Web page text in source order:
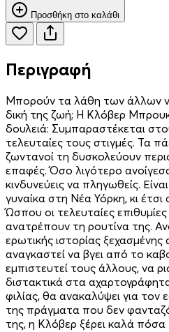
Προσθήκη στο καλάθι
Περιγραφή
Μπορούν τα λάθη των άλλων
δική της ζωή; H Κλόβερ
δουλειά: Συμπαραστέκεται
τελευταίες τους στιγμές. Τα
ζωντανοί τη δυσκολεύουν
επαφές. Όσο λιγότερο
κινδυνεύεις να πληγωθείς.
γυναίκα στη Νέα Υόρκη, κι έτσι
Ώσπου οι τελευταίες
ανατρέπουν τη ρουτίνα της.
ερωτικής ιστορίας
αναγκαστεί να βγει από το
εμπιστευτεί τους άλλους, να
διστακτικά στα
φιλίας, θα ανακαλύψει για τον
της πράγματα που δεν
της, η Κλόβερ ξέρει καλά